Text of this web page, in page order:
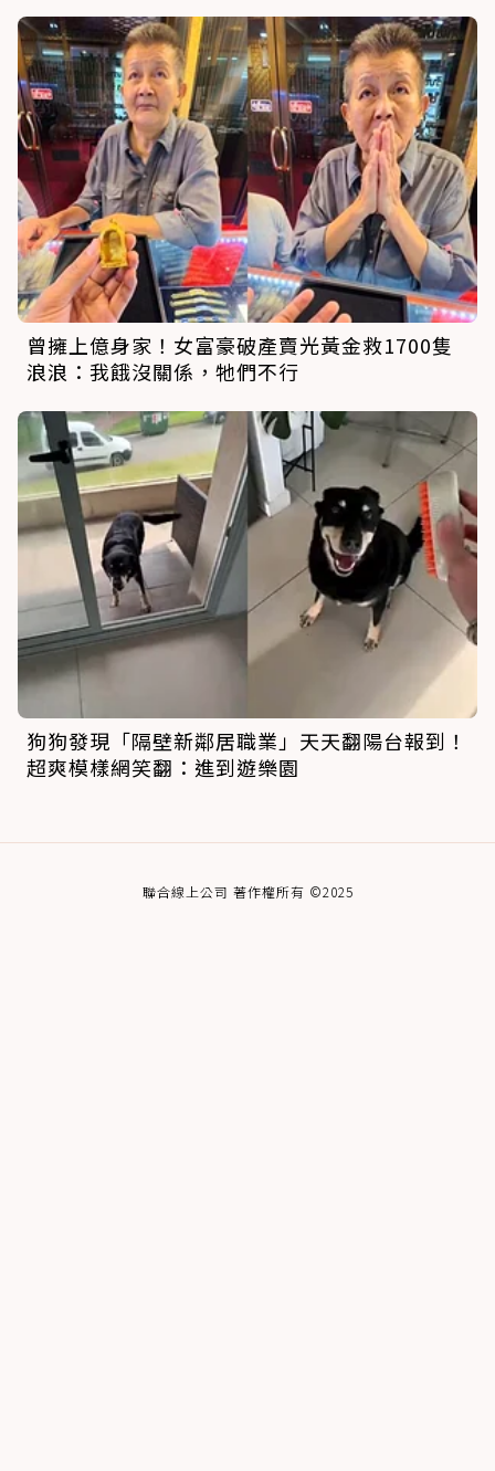
曾擁上億身家！女富豪破產賣光黃金救1700隻
浪浪：我餓沒關係，牠們不行
狗狗發現「隔壁新鄰居職業」天天翻陽台報到！
超爽模樣網笑翻：進到遊樂園
聯合線上公司 著作權所有 ©2025